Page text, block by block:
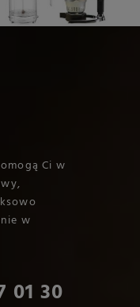
Ci w
w
01 30